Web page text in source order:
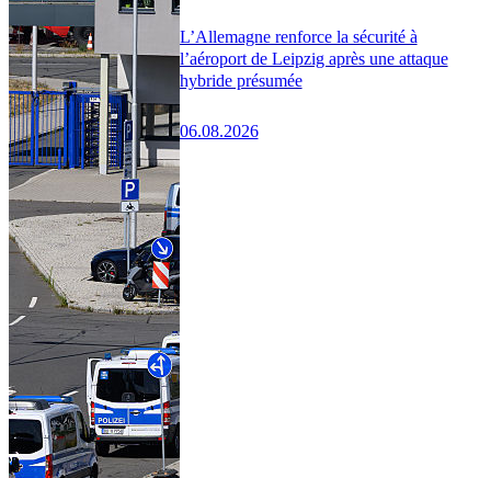
L’Allemagne renforce la sécurité à
l’aéroport de Leipzig après une attaque
hybride présumée
06.08.2026